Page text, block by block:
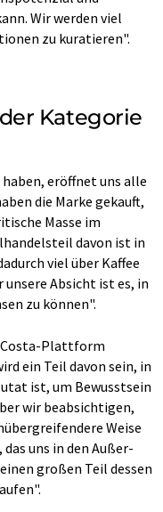
Wir werden viel
zu kuratieren".
Kategorie
eröffnet uns alle
die Marke gekauft,
Masse im
davon ist in
viel über Kaffee
Absicht ist es, in
zu können".
Costa-Plattform
ein Teil davon sein, in
ist, um Bewusstsein
wir beabsichtigen,
Weise
uns in den Außer-
großen Teil dessen